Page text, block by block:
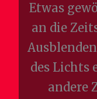
Etwas
an die
des Lichts
andere